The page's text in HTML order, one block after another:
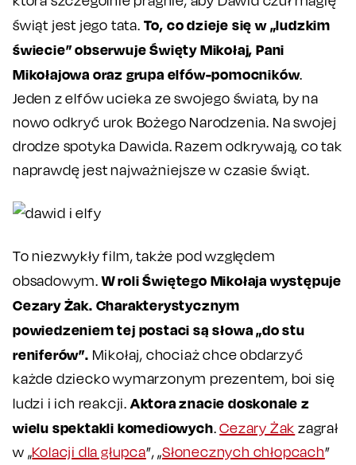
świąt jest jego tata. To, co dzieje się w „ludzkim
świecie” obserwuje Święty Mikołaj, Pani
Mikołajowa oraz grupa elfów-pomocników.
Jeden z elfów ucieka ze swojego świata, by na
nowo odkryć urok Bożego Narodzenia. Na swojej
drodze spotyka Dawida. Razem odkrywają, co tak
naprawdę jest najważniejsze w czasie świąt.
To niezwykły film, także pod względem
obsadowym.W roli Świętego Mikołaja występuje
Cezary Żak. Charakterystycznym
powiedzeniem tej postaci są słowa „do stu
reniferów”. Mikołaj, chociaż chce obdarzyć
każde dziecko wymarzonym prezentem, boi się
ludzi i ich reakcji. Aktora znacie doskonale z
wielu spektakli komediowych.Cezary Żak zagrał
w „Kolacji dla głupca”, „Słonecznych chłopcach”